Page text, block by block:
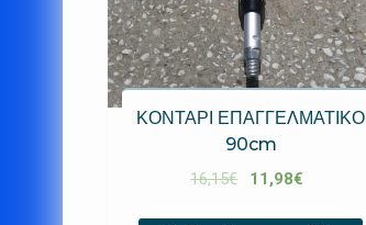
ΚΟΝΤΑΡΙ ΕΠΑΓΓΕΛΜΑΤΙΚΟ
90cm
16,15€ 11,98€